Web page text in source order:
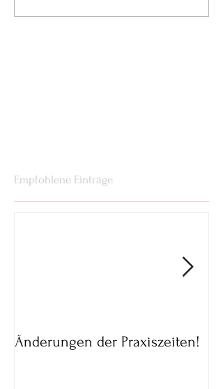
Empfohlene Einträge
Änderungen der Praxiszeiten!